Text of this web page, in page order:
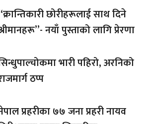
छोरीहरूलाई साथ दिने
नयाँ पुस्ताको लागि प्रेरणा
भारी पहिरो, अरनिको
ठप्प
प्रहरीका ७७ जना प्रहरी नायव